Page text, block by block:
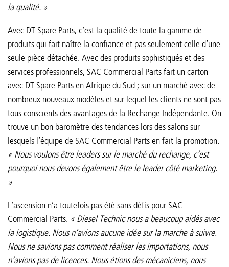
la qualité. »
Avec DT Spare Parts, c’est la qualité de toute la gamme de
produits qui fait naître la confiance et pas seulement celle d’une
seule pièce détachée. Avec des produits sophistiqués et des
services professionnels, SAC Commercial Parts fait un carton
avec DT Spare Parts en Afrique du Sud ; sur un marché avec de
nombreux nouveaux modèles et sur lequel les clients ne sont pas
tous conscients des avantages de la Rechange Indépendante. On
trouve un bon baromètre des tendances lors des salons sur
lesquels l’équipe de SAC Commercial Parts en fait la promotion.
« Nous voulons être leaders sur le marché du rechange, c’est
pourquoi nous devons également être le leader côté marketing.
»
L’ascension n’a toutefois pas été sans défis pour SAC
Commercial Parts. « Diesel Technic nous a beaucoup aidés avec
la logistique. Nous n’avions aucune idée sur la marche à suivre.
Nous ne savions pas comment réaliser les importations, nous
n’avions pas de licences. Nous étions des mécaniciens, nous